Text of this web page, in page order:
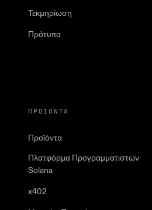
Τεκμηρίωση
Πρότυπα
ΠΡΟΪΌΝΤΑ
Προϊόντα
Πλατφόρμα Προγραμματιστών
Solana
x402